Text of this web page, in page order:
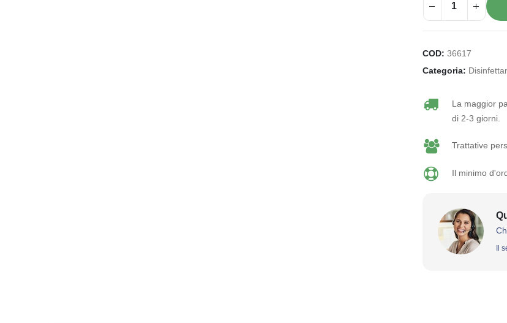
COD: 36617
Categoria:
La maggior
di 2-3 giorni.
Trattative
Il minimo
Il